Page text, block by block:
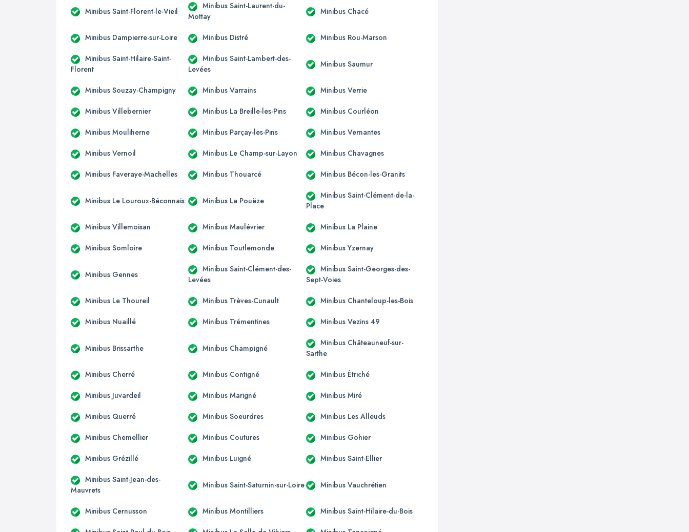
Minibus Saint-Florent-le-Vieil
Minibus Saint-Laurent-du-
Mottay
Minibus Chacé
Minibus Dampierre-sur-Loire Minibus Distré Minibus Rou-Marson
Minibus Saint-Hilaire-Saint-
Florent
Minibus Saint-Lambert-des-
Levées
Minibus Saumur
Minibus Souzay-Champigny Minibus Varrains Minibus Verrie
Minibus Villebernier Minibus La Breille-les-Pins Minibus Courléon
Minibus Mouliherne Minibus Parçay-les-Pins Minibus Vernantes
Minibus Vernoil Minibus Le Champ-sur-Layon Minibus Chavagnes
Minibus Faveraye-Machelles Minibus Thouarcé Minibus Bécon-les-Granits
Minibus Le Louroux-Béconnais Minibus La Pouëze
Minibus Saint-Clément-de-la-
Place
Minibus Villemoisan Minibus Maulévrier Minibus La Plaine
Minibus Somloire Minibus Toutlemonde Minibus Yzernay
Minibus Gennes
Minibus Saint-Clément-des-
Levées
Minibus Saint-Georges-des-
Sept-Voies
Minibus Le Thoureil Minibus Trèves-Cunault Minibus Chanteloup-les-Bois
Minibus Nuaillé Minibus Trémentines Minibus Vezins 49
Minibus Brissarthe Minibus Champigné
Minibus Châteauneuf-sur-
Sarthe
Minibus Cherré Minibus Contigné Minibus Étriché
Minibus Juvardeil Minibus Marigné Minibus Miré
Minibus Querré Minibus Soeurdres Minibus Les Alleuds
Minibus Chemellier Minibus Coutures Minibus Gohier
Minibus Grézillé Minibus Luigné Minibus Saint-Ellier
Minibus Saint-Jean-des-
Mauvrets
Minibus Saint-Saturnin-sur-Loire Minibus Vauchrétien
Minibus Cernusson Minibus Montilliers Minibus Saint-Hilaire-du-Bois